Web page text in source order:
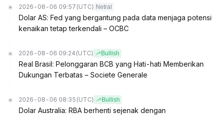
2026-08-06 09:57 (UTC) Netral
Dolar AS: Fed yang bergantung pada data menjaga potensi
kenaikan tetap terkendali – OCBC
2026-08-06 09:24 (UTC) Bullish
Real Brasil: Pelonggaran BCB yang Hati-hati Memberikan
Dukungan Terbatas – Societe Generale
2026-08-06 08:35 (UTC) Bullish
Dolar Australia: RBA berhenti sejenak dengan